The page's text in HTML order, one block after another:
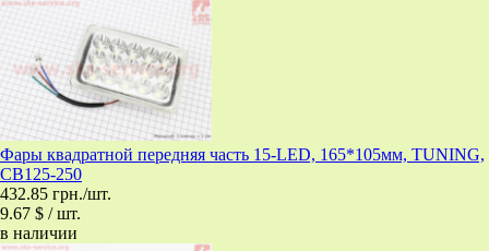
Фары квадратной передняя часть 15-LED, 165*105мм, TUNING,
CB125-250
432.85 грн./шт.
9.67 $ / шт.
в наличии